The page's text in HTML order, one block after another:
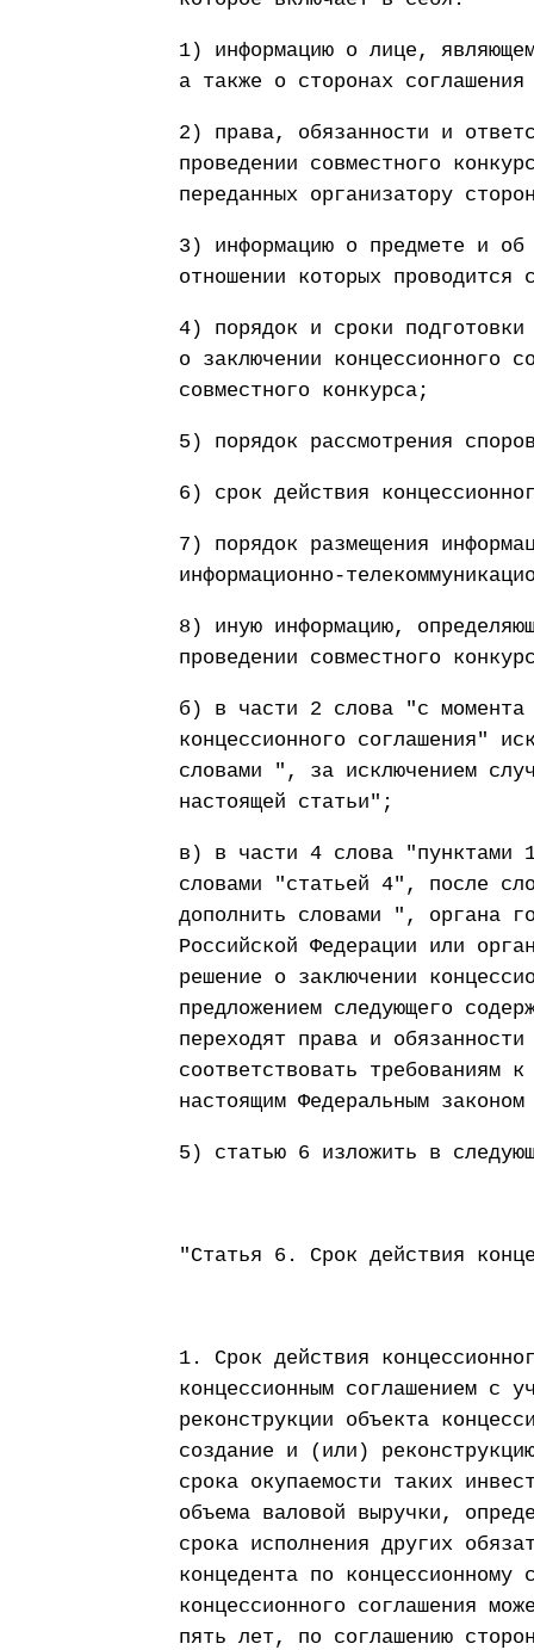
1) информацию о лице,
а также о сторонах
2) права, обязанности и
проведении совместного
переданных организатору
3) информацию о предмете и об
отношении которых проводится
4) порядок и сроки подготовки
о заключении концессионного
совместного конкурса;
5) порядок рассмотрения
6) срок действия
7) порядок размещения
информационно-
8) иную информацию,
проведении совместного
б) в части 2 слова "с момента
концессионного соглашения"
словами ", за исключением
настоящей статьи";
в) в части 4 слова "пунктами
словами "статьей 4", после
дополнить словами ", органа
Российской Федерации или
решение о заключении
предложением следующего
переходят права и
соответствовать требованиям
настоящим Федеральным
5) статью 6 изложить в
"Статья 6. Срок действия
1. Срок действия
концессионным соглашением с
реконструкции объекта
создание и (или)
срока окупаемости таких
объема валовой выручки,
срока исполнения других
концедента по концессионному
концессионного соглашения
пять лет, по соглашению